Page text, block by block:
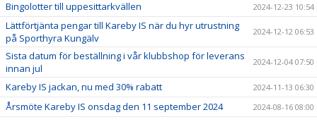
Bingolotter till uppesittarkvällen 2024-12-23 10:54
Lättförtjänta pengar till Kareby IS när du hyr utrustning
på Sporthyra Kungälv
2024-12-12 06:53
Sista datum för beställning i vår klubbshop för leverans
innan jul
2024-12-04 07:50
Kareby IS jackan, nu med 30% rabatt 2024-11-13 06:30
Årsmöte Kareby IS onsdag den 11 september 2024 2024-08-16 08:00